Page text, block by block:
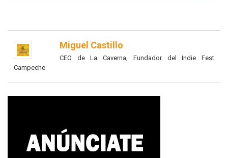
Miguel Castillo
CEO de La Caverna, Fundador del Indie Fest
Campeche